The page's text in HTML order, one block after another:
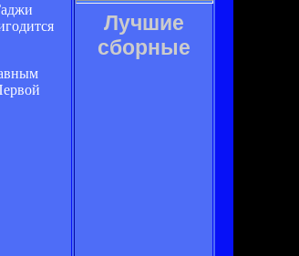
Лучшие
сборные